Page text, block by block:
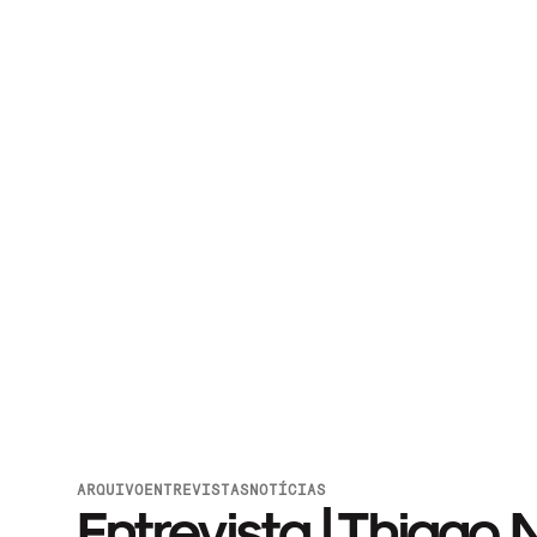
ARQUIVOENTREVISTASNOTÍCIAS